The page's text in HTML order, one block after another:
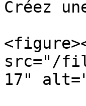
Créez
src="/
17"